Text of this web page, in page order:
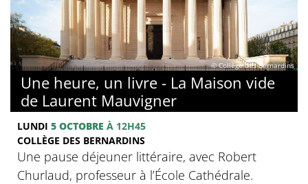
© Collège des Bernardins
Une heure, un livre - La Maison vide
de Laurent Mauvigner
LUNDI 5 OCTOBRE À 12H45
COLLÈGE DES BERNARDINS
Une pause déjeuner littéraire, avec Robert
Churlaud, professeur à l’École Cathédrale.